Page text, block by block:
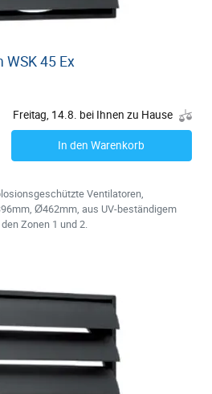
45 Ex
Freitag, 14.8. bei Ihnen zu Hause
In den Warenkorb
Ventilatoren,
Ø462mm, aus UV-beständigem
Zonen 1 und 2.